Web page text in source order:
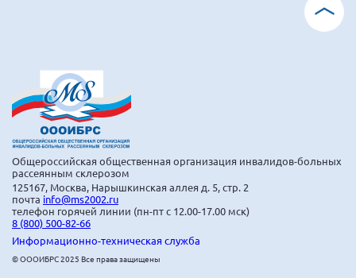
Общероссийская общественная организация инвалидов-больных
рассеянным склерозом
125167, Москва, Нарышкинская аллея д. 5, стр. 2
почта info@ms2002.ru
телефон горячей линии (пн-пт с 12.00-17.00 мск)
8 (800) 500-82-66
Информационно-техническая служба
© ОООИБРС 2025 Все права защищены